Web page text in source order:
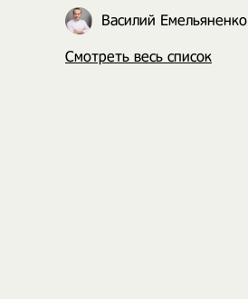
Василий Емельяненко
Смотреть весь список